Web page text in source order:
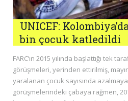
UNICEF:
bin çocuk katledildi
FARC’ın 2015 yılında başlattığı tek
görüşmeleri, yerinden ettirilmiş,
yaralanan çocuk sayısında
görüşmelerindeki çabaya rağmen,